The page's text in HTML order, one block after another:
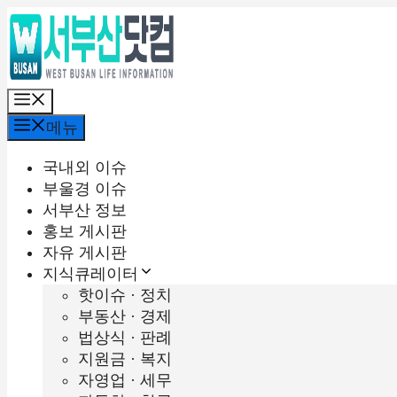
컨
텐
츠
로
건
너
뛰
뉴
메뉴
국내외 이슈
부울경 이슈
서부산 정보
홍보 게시판
자유 게시판
지식큐레이터
핫이슈 · 정치
부동산 · 경제
법상식 · 판례
지원금 · 복지
자영업 · 세무